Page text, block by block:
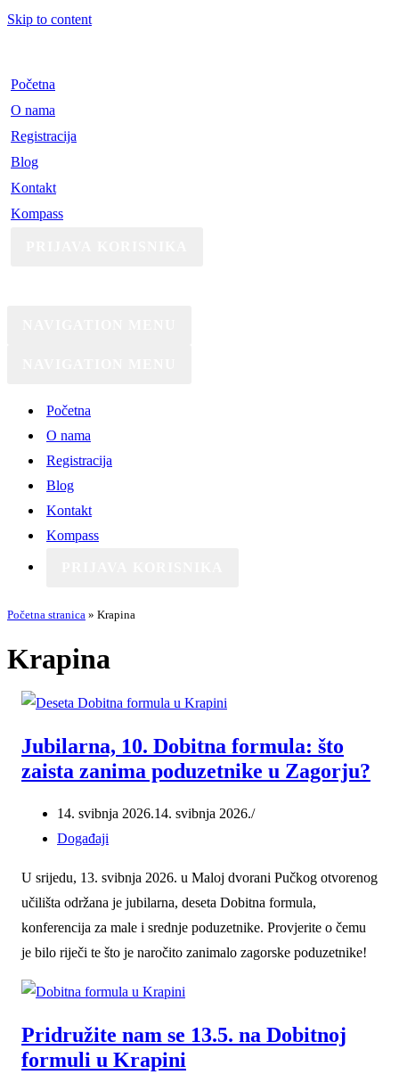
Skip to content
Početna
O nama
Registracija
Blog
Kontakt
Kompass
Početna
O nama
Registracija
Blog
Kontakt
Kompass
Početna stranica » Krapina
Krapina
Jubilarna, 10. Dobitna formula: što
zaista zanima poduzetnike u Zagorju?
14. svibnja 2026.14. svibnja 2026.
Događaji
U srijedu, 13. svibnja 2026. u Maloj dvorani Pučkog otvorenog
učilišta održana je jubilarna, deseta Dobitna formula,
konferencija za male i srednje poduzetnike. Provjerite o čemu
je bilo riječi te što je naročito zanimalo zagorske poduzetnike!
Pridružite nam se 13.5. na Dobitnoj
formuli u Krapini